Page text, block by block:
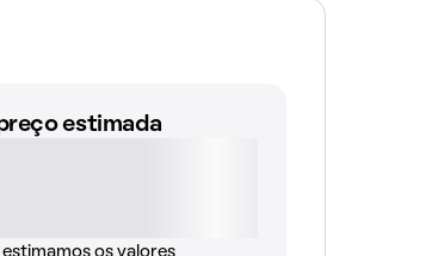
estimada
os valores